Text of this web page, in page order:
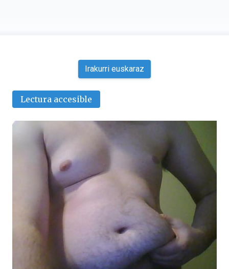
Irakurri euskaraz
Lectura accesible